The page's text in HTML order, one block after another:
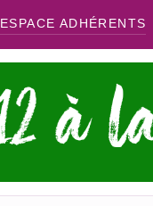
ESPACE ADHÉRENTS